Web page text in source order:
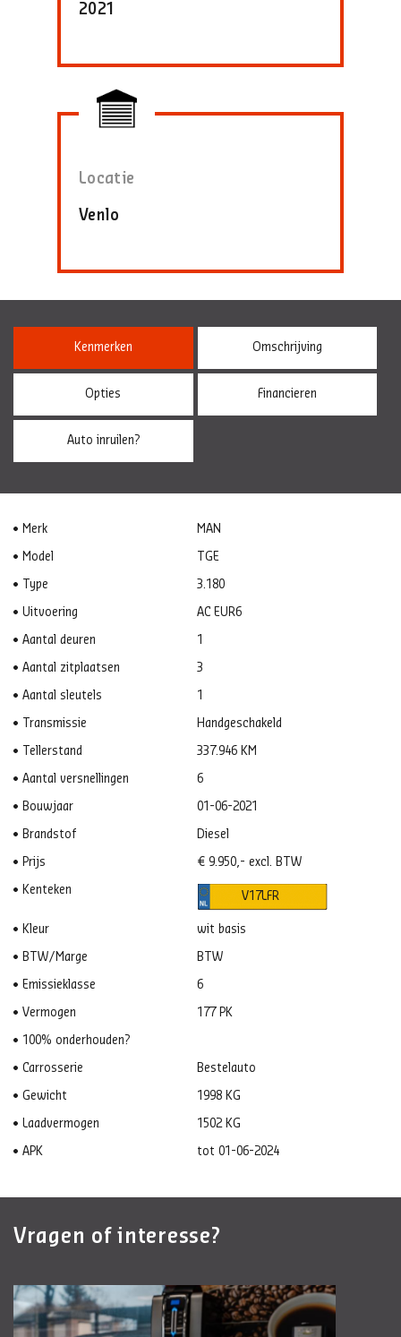
2021
Locatie
Venlo
Kenmerken Omschrijving
Opties Financieren
Auto inruilen?
Merk MAN
Model TGE
Type 3.180
Uitvoering AC EUR6
Aantal deuren 1
Aantal zitplaatsen 3
Aantal sleutels 1
Transmissie Handgeschakeld
Tellerstand 337.946 KM
Aantal versnellingen 6
Bouwjaar 01-06-2021
Brandstof Diesel
Prijs € 9.950,- excl. BTW
Kenteken V17LFR
Kleur wit basis
BTW/Marge BTW
Emissieklasse 6
Vermogen 177 PK
100% onderhouden?
Carrosserie Bestelauto
Gewicht 1998 KG
Laadvermogen 1502 KG
APK tot 01-06-2024
Vragen of interesse?